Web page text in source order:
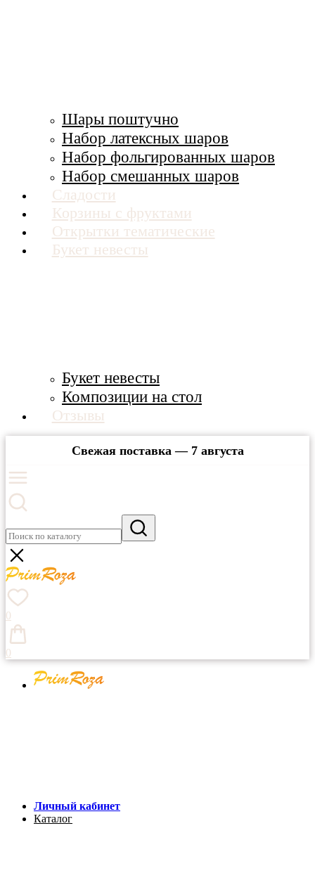
Шары поштучно
Набор латексных шаров
Набор фольгированных шаров
Набор смешанных шаров
Сладости
Корзины с фруктами
Открытки тематические
Букет невесты
Букет невесты
Композиции на стол
Отзывы
Свежая поставка — 7 августа
0
0
Личный кабинет
Каталог